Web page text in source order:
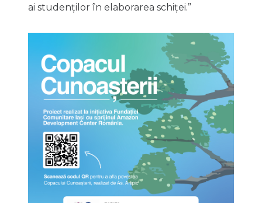
ai studenților în elaborarea schiței.”